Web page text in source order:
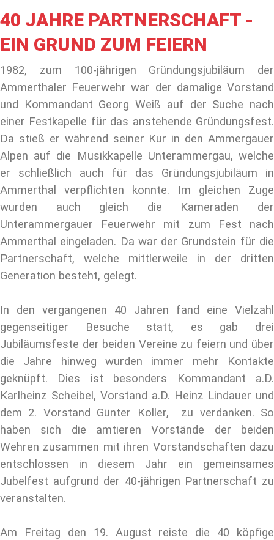
40 JAHRE PARTNERSCHAFT -
EIN GRUND ZUM FEIERN
1982, zum 100-jährigen Gründungsjubiläum der
Ammerthaler Feuerwehr war der damalige Vorstand
und Kommandant Georg Weiß auf der Suche nach
einer Festkapelle für das anstehende Gründungsfest.
Da stieß er während seiner Kur in den Ammergauer
Alpen auf die Musikkapelle Unterammergau, welche
er schließlich auch für das Gründungsjubiläum in
Ammerthal verpflichten konnte. Im gleichen Zuge
wurden auch gleich die Kameraden der
Unterammergauer Feuerwehr mit zum Fest nach
Ammerthal eingeladen. Da war der Grundstein für die
Partnerschaft, welche mittlerweile in der dritten
Generation besteht, gelegt.
In den vergangenen 40 Jahren fand eine Vielzahl
gegenseitiger Besuche statt, es gab drei
Jubiläumsfeste der beiden Vereine zu feiern und über
die Jahre hinweg wurden immer mehr Kontakte
geknüpft. Dies ist besonders Kommandant a.D.
Karlheinz Scheibel, Vorstand a.D. Heinz Lindauer und
dem 2. Vorstand Günter Koller, zu verdanken. So
haben sich die amtieren Vorstände der beiden
Wehren zusammen mit ihren Vorstandschaften dazu
entschlossen in diesem Jahr ein gemeinsames
Jubelfest aufgrund der 40-jährigen Partnerschaft zu
veranstalten.
Am Freitag den 19. August reiste die 40 köpfige